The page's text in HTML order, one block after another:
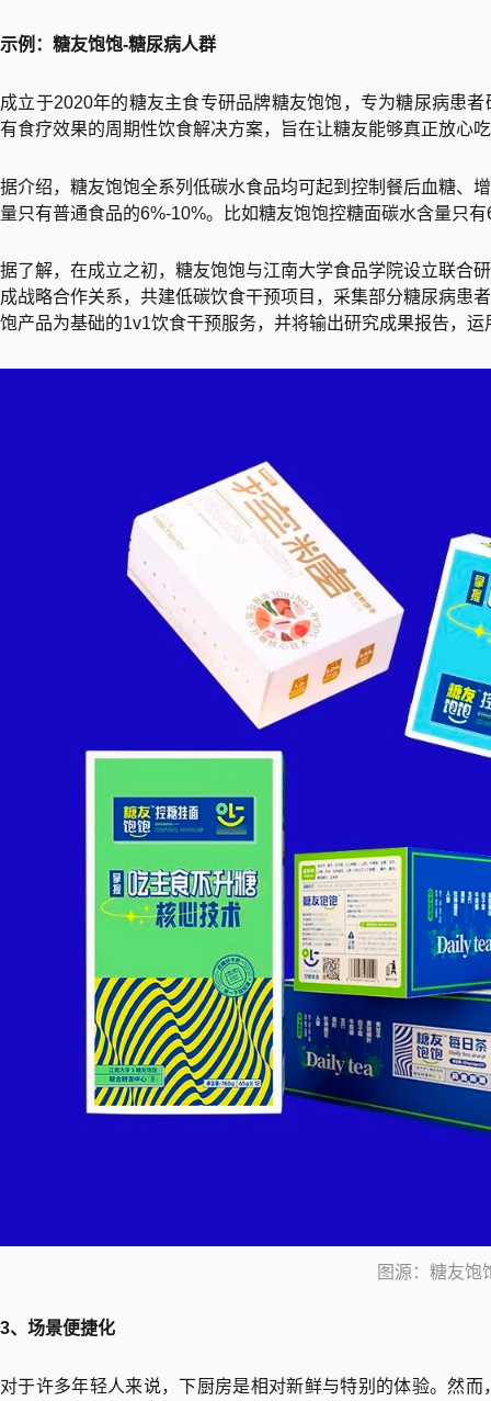
示例：糖友饱饱-糖尿病人群
成立于2020年的糖友主食专研品牌糖友饱饱，专为糖尿病患
有食疗效果的周期性饮食解决方案，旨在让糖友能够真正放心
据介绍，糖友饱饱全系列低碳水食品均可起到控制餐后血糖、
量只有普通食品的6%-10%。比如糖友饱饱控糖面碳水含量只
据了解，在成立之初，糖友饱饱与江南大学食品学院设立联合
成战略合作关系，共建低碳饮食干预项目，采集部分糖尿病患
饱产品为基础的1v1饮食干预服务，并将输出研究成果报告，运
图源：糖友饱
3、场景便捷化
对于许多年轻人来说，下厨房是相对新鲜与特别的体验。然